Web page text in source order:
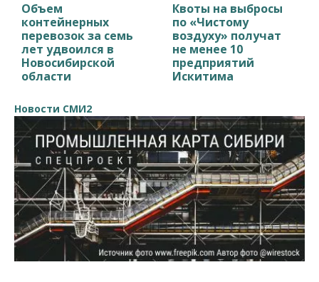
Объем
контейнерных
перевозок за семь
лет удвоился в
Новосибирской
области
Квоты на выбросы
по «Чистому
воздуху» получат
не менее 10
предприятий
Искитима
Новости СМИ2